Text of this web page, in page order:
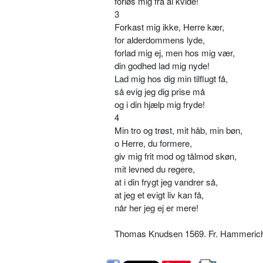
3
Forkast mig ikke, Herre kær,
for alderdommens lyde,
forlad mig ej, men hos mig vær,
din godhed lad mig nyde!
Lad mig hos dig min tilflugt få,
så evig jeg dig prise må
og i din hjælp mig fryde!
4
Min tro og trøst, mit håb, min bøn,
o Herre, du formere,
giv mig frit mod og tålmod skøn,
mit levned du regere,
at i din frygt jeg vandrer så,
at jeg et evigt liv kan få,
når her jeg ej er mere!
Thomas Knudsen 1569. Fr.